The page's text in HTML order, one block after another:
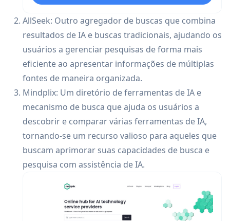
AllSeek: Outro agregador de buscas que combina
resultados de IA e buscas tradicionais, ajudando os
usuários a gerenciar pesquisas de forma mais
eficiente ao apresentar informações de múltiplas
fontes de maneira organizada.
Mindplix: Um diretório de ferramentas de IA e
mecanismo de busca que ajuda os usuários a
descobrir e comparar várias ferramentas de IA,
tornando-se um recurso valioso para aqueles que
buscam aprimorar suas capacidades de busca e
pesquisa com assistência de IA.